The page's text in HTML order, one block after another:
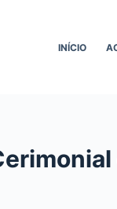
INÍCIO